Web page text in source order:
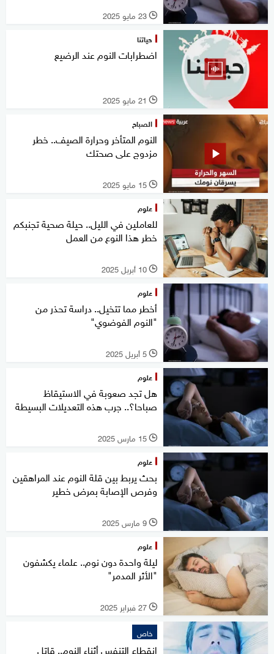
l 23 مايو 2025
حياتنا
اضطرابات النوم عند الرضيع
l 21 مايو 2025
الصباح
النوم المتأخر وحرارة الصيف.. خطر
مزدوج على صحتك
l 15 مايو 2025
علوم
للعاملين في الليل.. حيلة صحية تجنبكم
خطر هذا النوع من العمل
l 10 أبريل 2025
علوم
أخطر مما تتخيل.. دراسة تحذر من
"النوم الفوضوي"
l 5 أبريل 2025
علوم
هل تجد صعوبة في الاستيقاظ
صباحا؟.. جرب هذه التعديلات البسيطة
l 15 مارس 2025
علوم
بحث يربط بين قلة النوم عند المراهقين
وفرص الإصابة بمرض خطير
l 9 مارس 2025
علوم
ليلة واحدة دون نوم.. علماء يكشفون
"الأثر المدمر"
l 27 فبراير 2025
خاص
انقطاع التنفس أثناء النوم.. قاتل